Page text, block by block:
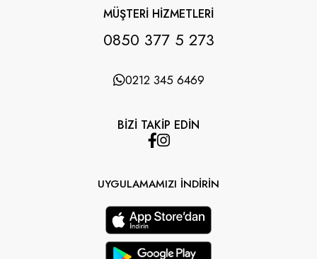
MÜŞTERİ HİZMETLERİ
0850 377 5 273
0212 345 6469
BİZİ TAKİP EDİN
UYGULAMAMIZI İNDİRİN